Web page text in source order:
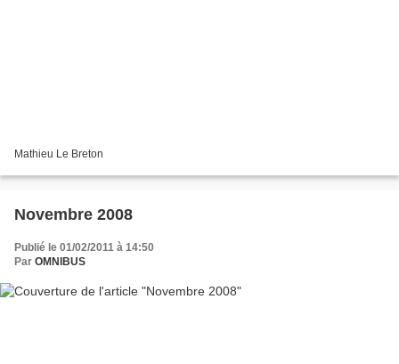
Mathieu Le Breton
Novembre 2008
Publié le 01/02/2011 à 14:50
Par OMNIBUS